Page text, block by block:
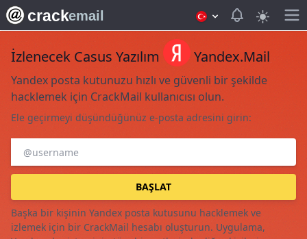
crackemail View
İzlenecek Casus Yazılım Yandex.Mail
Yandex posta kutunuzu hızlı ve güvenli bir şekilde
hacklemek için CrackMail kullanıcısı olun.
Ele geçirmeyi düşündüğünüz e-posta adresini girin:
BAŞLAT
Başka bir kişinin Yandex posta kutusunu hacklemek ve
izlemek için bir CrackMail hesabı oluşturun. Uygulama,